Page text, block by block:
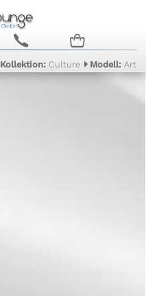
c n
Kollektion:Culture Modell: Artix